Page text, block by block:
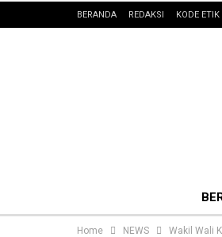
BERANDA REDAKSI KODE
Home NEWS Wakil Wali